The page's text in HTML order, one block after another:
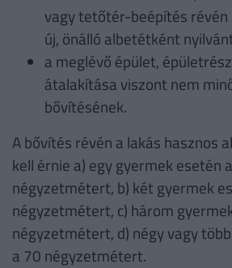
vagy tetőtér-beépítés
új, önálló albetétként
a meglévő épület,
átalakítása viszont nem
bővítésének.
A bővítés révén a lakás hasznos
kell érnie a) egy gyermek esetén
négyzetmétert, b) két gyermek
négyzetmétert, c) három
négyzetmétert, d) négy vagy
a 70 négyzetmétert.